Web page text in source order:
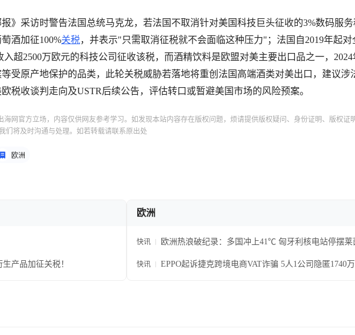
》采访时警告法国总统马克龙，若法国不取消针对美国科技巨头征收的3%数码服
酒加征100%关税，并表示"只需取消征税就不会面临这种压力"；法国自2019年起对
入超2500万欧元的科技公司征收该税，而酒精饮料是欧盟对美主要出口品之一，2024
受原产地保护的品类，此轮关税威胁若落地将重创法国高端酒类对美出口，建议涉
税收谈判走向及USTR后续公告，评估转口或暂避美国市场的风险预案。
海网官方立场，内容仅供网友参考学习。如发现本站内容存在版权问题，烦请提供版权疑问、身份证明、版权证
们将及时沟通与处理。如若转载请联系原出处
欧洲
产品加征关税！
欧洲
快讯
欧洲热浪破纪录：多国冲上41℃ 匈牙利核电站停摆莱
快讯
EPPO起诉捷克跨境电商VAT诈骗 5人1公司隐匿1740